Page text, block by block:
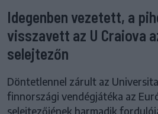
Idegenben vezetett, a
visszavett az U Craiova
selejtezőn
Döntetlennel zárult az
finnországi vendégjátéka az
selejtezőjének harmadik